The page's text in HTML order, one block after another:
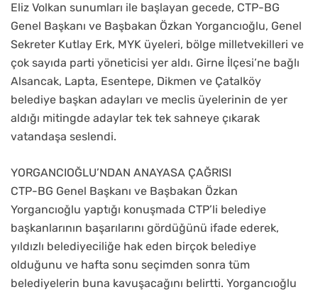
Eliz Volkan sunumları ile başlayan gecede, CTP-BG
Genel Başkanı ve Başbakan Özkan Yorgancıoğlu, Genel
Sekreter Kutlay Erk, MYK üyeleri, bölge milletvekilleri ve
çok sayıda parti yöneticisi yer aldı. Girne İlçesi’ne bağlı
Alsancak, Lapta, Esentepe, Dikmen ve Çatalköy
belediye başkan adayları ve meclis üyelerinin de yer
aldığı mitingde adaylar tek tek sahneye çıkarak
vatandaşa seslendi.
YORGANCIOĞLU’NDAN ANAYASA ÇAĞRISI
CTP-BG Genel Başkanı ve Başbakan Özkan
Yorgancıoğlu yaptığı konuşmada CTP’li belediye
başkanlarının başarılarını gördüğünü ifade ederek,
yıldızlı belediyeciliğe hak eden birçok belediye
olduğunu ve hafta sonu seçimden sonra tüm
belediyelerin buna kavuşacağını belirtti. Yorgancıoğlu